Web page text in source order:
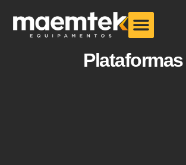
Plataformas